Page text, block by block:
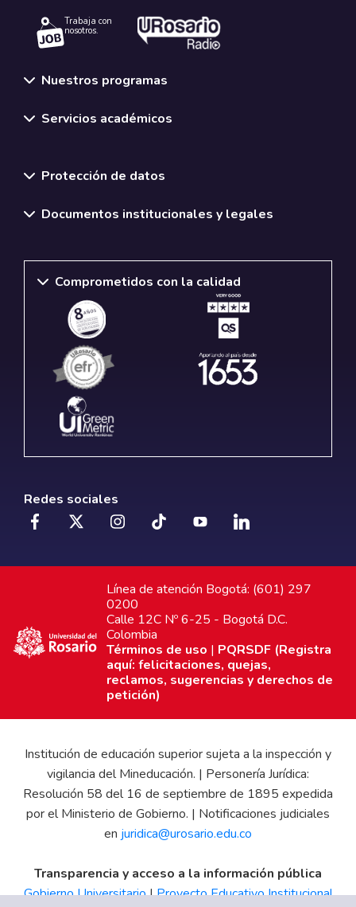
Trabaja con
nosotros.
Nuestros programas
Servicios académicos
Protección de datos
Documentos institucionales y legales
Comprometidos con la calidad
Redes sociales
Línea de atención Bogotá: (601) 297
0200
Calle 12C Nº 6-25 - Bogotá D.C.
Colombia
Términos de uso | PQRSDF (Registra
aquí: felicitaciones, quejas,
reclamos, sugerencias y derechos de
petición)
Institución de educación superior sujeta a la inspección y
vigilancia del Mineducación. | Personería Jurídica:
Resolución 58 del 16 de septiembre de 1895 expedida
por el Ministerio de Gobierno. | Notificaciones judiciales
en juridica@urosario.edu.co
Transparencia y acceso a la información pública
Gobierno Universitario|Proyecto Educativo Institucional